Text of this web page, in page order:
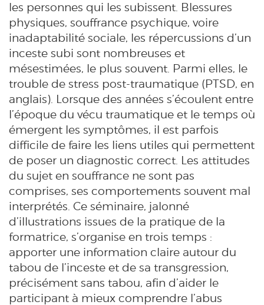
les personnes qui les subissent. Blessures
physiques, souffrance psychique, voire
inadaptabilité sociale, les répercussions d’un
inceste subi sont nombreuses et
mésestimées, le plus souvent. Parmi elles, le
trouble de stress post-traumatique (PTSD, en
anglais). Lorsque des années s’écoulent entre
l’époque du vécu traumatique et le temps où
émergent les symptômes, il est parfois
difficile de faire les liens utiles qui permettent
de poser un diagnostic correct. Les attitudes
du sujet en souffrance ne sont pas
comprises, ses comportements souvent mal
interprétés. Ce séminaire, jalonné
d’illustrations issues de la pratique de la
formatrice, s’organise en trois temps :
apporter une information claire autour du
tabou de l’inceste et de sa transgression,
précisément sans tabou, afin d’aider le
participant à mieux comprendre l’abus